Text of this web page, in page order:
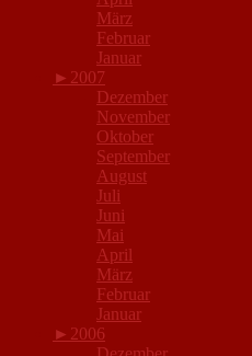
März
Februar
Januar
► 2007
Dezember
November
Oktober
September
August
Juli
Juni
Mai
April
März
Februar
Januar
► 2006